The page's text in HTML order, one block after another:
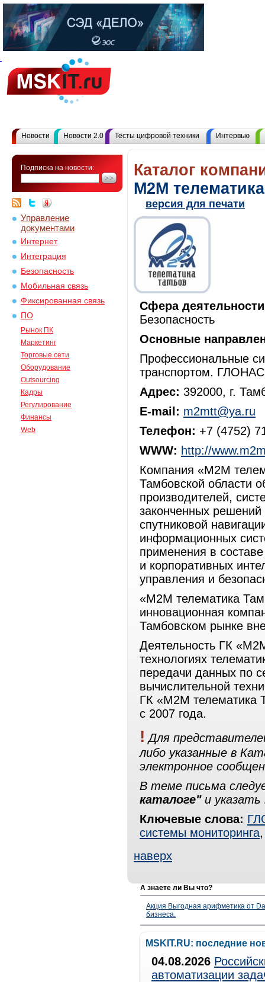
Новости Новости 2.0 Тесты цифровой техники Интервью
Подписка на новости:
Управление
документами
Интернет
Интеграция
Безопасность
Мобильная связь
Фиксированная связь
ПО
Рынок ПК
Маркетинг
Торговые сети
Оборудование
Outsourcing
Кадры
Регулирование
Финансы
Web
Каталог
М2М
версия для печати
Сфера
Безопасность
Основные
Профессиональные
транспортом.
Адрес: 392000, г.
E-mail: m2mtt@ya.ru
Телефон: +7 (4752)
WWW: http://
Компания «М2М
Тамбовской области
производителей,
законченных решений
спутниковой
информационных
применения в
и корпоративных
управления и
«М2М телематика
инновационная
Тамбовском рынке
Деятельность ГК
технологиях
передачи данных по
вычислительной
ГК «М2М телематика
с 2007 года.
! Для
либо указанные в
электронное
В теме письма
каталоге"и указать
Ключевые слова:
системы мониторинга
наверх
А знаете ли Вы что?
Акция Выгодная арифметика от
бизнеса.
MSKIT.RU: последние
04.08.2026
автоматизации